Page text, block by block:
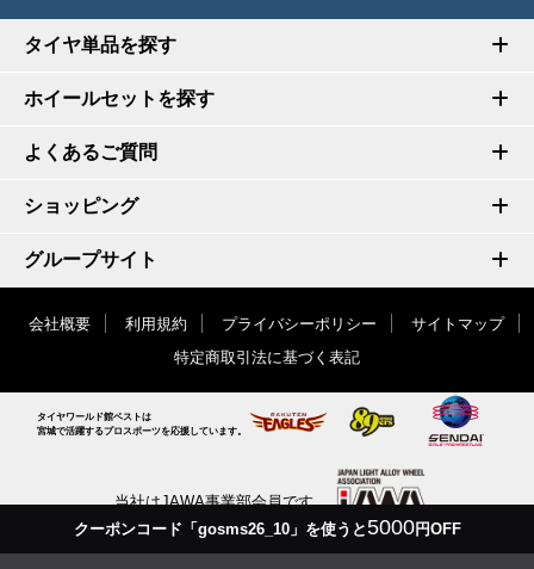
クーポンコード「gosms26_10」を使うと5000円OFF
タイヤ単品を探す
ホイールセットを探す
よくあるご質問
ショッピング
グループサイト
会社概要 利用規約 プライバシーポリシー
サイトマップ
特定商取引法に基づく表記
タイヤワールド館ベストは
宮城で活躍するプロスポーツを応援しています。
当社はJAWA事業部会員です